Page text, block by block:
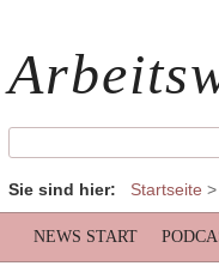
Sie sind hier: Startseite >
NEWS START